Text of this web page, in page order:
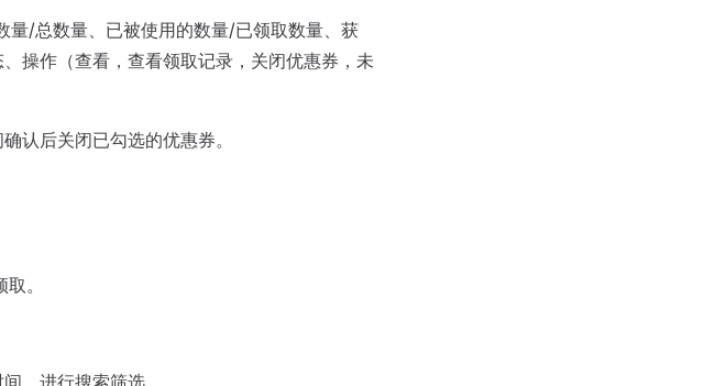
量/总数量、已被使用的数量/已领取数量、获
操作（查看，查看领取记录，关闭优惠券，未
认后关闭已勾选的优惠券。
。
，进行搜索筛选。